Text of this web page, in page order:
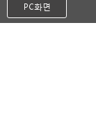
PC화면